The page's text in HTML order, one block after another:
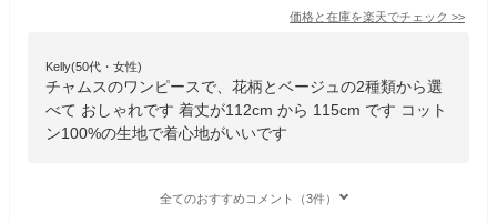
価格と在庫を楽天でチェック >>
Kelly(50代・女性)
チャムスのワンピースで、花柄とベージュの2種類から選
べて おしゃれです 着丈が112cm から 115cm です コット
ン100%の生地で着心地がいいです
全てのおすすめコメント（3件）